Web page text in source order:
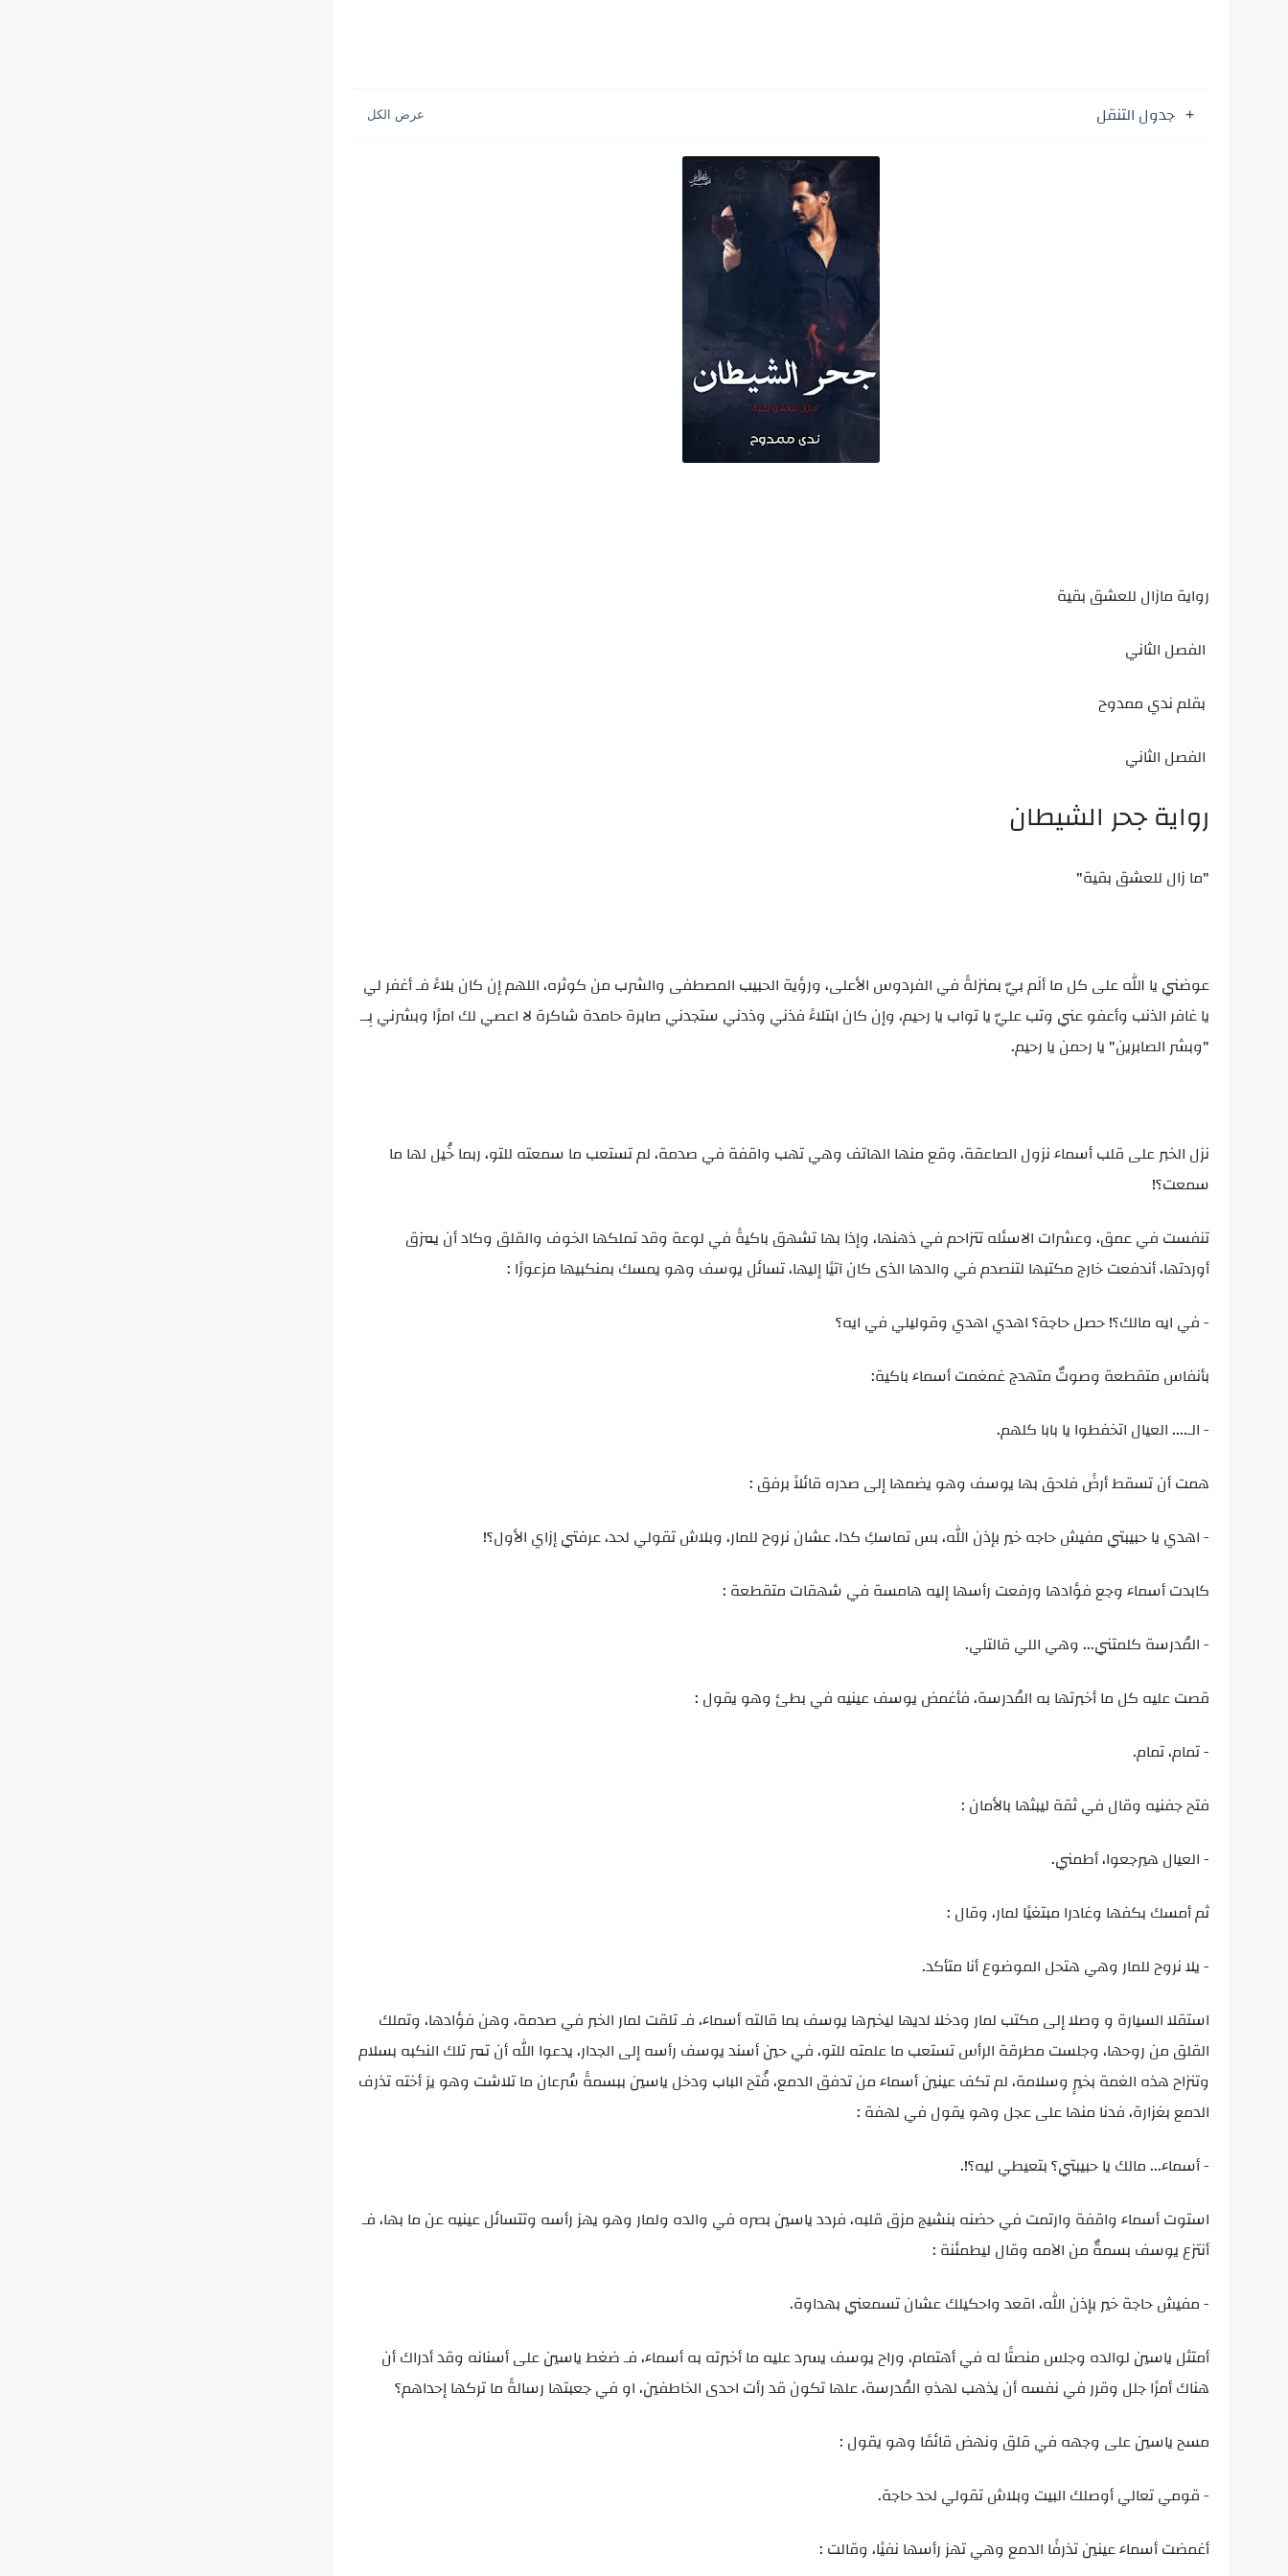
جدول التنقل
رواية مازال للعشق بقية
الفصل الثاني
بقلم ندي ممدوح
الفصل الثاني
رواية جحر الشيطان
"ما زال للعشق بقية"
عوضني يا الله على كل ما ألَم بيّ بمنزلةً في الفردوس الأعلى، ورؤية الحبيب المصطفى والشرب من كوثره، اللهم إن كان بلاءً فـ أغفر لي
يا غافر الذنب وأعفو عني وتب عليّ يا تواب يا رحيم، وإن كان ابتلاءً فذني وذدني ستجدني صابرة حامدة شاكرة لا اعصي لك امرًا وبشرني بِــ
"وبشر الصابرين" يا رحمن يا رحيم.
نزل الخبر على قلب أسماء نزول الصاعقة، وقع منها الهاتف وهي تهب واقفة في صدمة، لم تستعب ما سمعته للتو، ربما خُيل لها ما
سمعت؟!
تنفست في عمق، وعشرات الاسئله تتزاحم في ذهنها، وإذا بها تشهق باكيةً في لوعة وقد تملكها الخوف والقلق وكاد أن يمزق
أوردتها، أندفعت خارج مكتبها لتنصدم في والدها الذى كان آتيًا إليها، تسائل يوسف وهو يمسك بمنكبيها مزعورًا :
- في ايه مالك؟! حصل حاجة؟ اهدي اهدي وقوليلي في ايه؟
بأنفاس متقطعة وصوتٌ متهدج غمغمت أسماء باكية:
- الـ.... العيال اتخفطوا يا بابا كلهم.
همت أن تسقط أرضً فلحق بها يوسف وهو يضمها إلى صدره قائلاً برفق :
- اهدي يا حبيبتي مفيش حاجه خير بإذن الله، بس تماسكِ كدا، عشان نروح للمار، وبلاش تقولي لحد، عرفتي إزاي الأول؟!
كابدت أسماء وجع فؤادها ورفعت رأسها إليه هامسة في شهقات متقطعة :
- المُدرسة كلمتني... وهي اللي قالتلي.
قصت عليه كل ما أخبرتها به المُدرسة، فأغمض يوسف عينيه في بطئ وهو يقول :
- تمام، تمام.
فتح جفنيه وقال في ثقة ليبثها بالأمان :
- العيال هيرجعوا، أطمني.
ثم أمسك بكفها وغادرا مبتغيًا لمار، وقال :
- يلا نروح للمار وهي هتحل الموضوع أنا متأكد.
استقلا السيارة و وصلا إلى مكتب لمار ودخلا لديها ليخبرها يوسف بما قالته أسماء، فـ تلقت لمار الخبر في صدمة، وهن فؤادها، وتملك
القلق من روحها، وجلست مطرقة الرأس تستعب ما علمته للتو، في حين أسند يوسف رأسه إلى الجدار، يدعوا الله أن تمر تلك النكبه بسلام
وتنزاح هذه الغمة بخيرٍ وسلامة، لم تكف عينين أسماء من تدفق الدمع، فُتح الباب ودخل ياسين ببسمةً سُرعان ما تلاشت وهو يرَ أخته تذرف
الدمع بغزارة، فدنا منها على عجل وهو يقول في لهفة :
- أسماء... مالك يا حبيبتي؟ بتعيطي ليه؟!.
استوت أسماء واقفة وارتمت في حضنه بنشيج مزق قلبه، فردد ياسين بصره في والده ولمار وهو يهز رأسه وتتسائل عينيه عن ما بها، فـ
أنتزع يوسف بسمةٌ من الآمه وقال ليطمئنة :
- مفيش حاجة خير بإذن الله، اقعد واحكيلك عشان تسمعني بهداوة.
أمتثل ياسين لوالده وجلس منصتًا له في أهتمام، وراح يوسف يسرد عليه ما أخبرته به أسماء، فـ ضغط ياسين على أسنانه وقد أدراك أن
هناك أمرًا جلل وقرر في نفسه أن يذهب لهذهِ المُدرسة، علها تكون قد رأت احدى الخاطفين، او في جعبتها رسالةً ما تركها إحداهم؟
مسح ياسين على وجهه في قلق ونهض قائمًا وهو يقول :
- قومي تعالي أوصلك البيت وبلاش تقولي لحد حاجة.
أغمضت أسماء عينين تذرفًا الدمع وهي تهز رأسها نفيًا، وقالت :